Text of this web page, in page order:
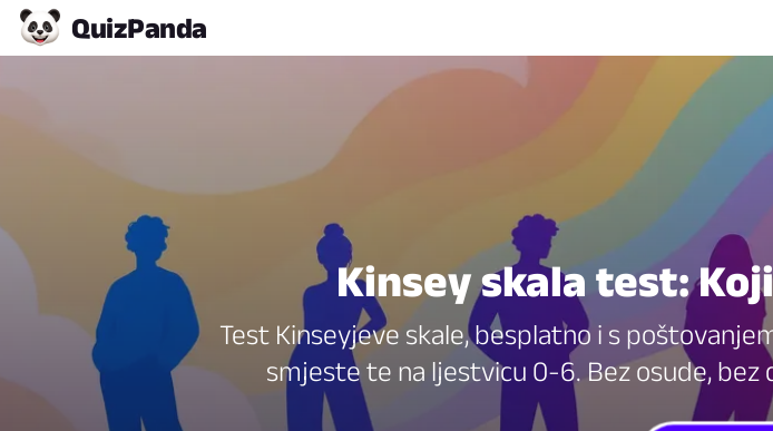
QuizPanda
Kinsey skala test:
Test Kinseyjeve skale, besplatno i s
smjeste te na ljestvicu 0-6. Bez osude, bez